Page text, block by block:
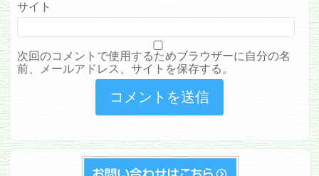
サイト
次回のコメントで使用するためブラウザーに自分の名
前、メールアドレス、サイトを保存する。